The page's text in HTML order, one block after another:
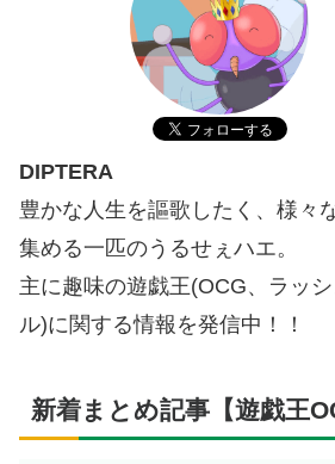
DIPTERA
豊かな人生を謳歌したく、様々
集める一匹のうるせぇハエ。
主に趣味の遊戯王(OCG、ラッ
ル)に関する情報を発信中！！
新着まとめ記事【遊戯王